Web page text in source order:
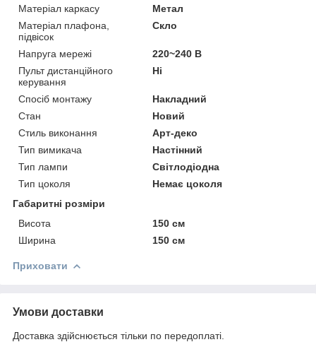
Матеріал каркасу
Метал
Матеріал плафона,
підвісок
Скло
Напруга мережі
220~240 В
Пульт дистанційного
керування
Ні
Спосіб монтажу
Накладний
Стан
Новий
Стиль виконання
Арт-деко
Тип вимикача
Настінний
Тип лампи
Світлодіодна
Тип цоколя
Немає цоколя
Габаритні розміри
Висота
150 см
Ширина
150 см
Приховати
Умови доставки
Доставка здійснюється тільки по передоплаті.